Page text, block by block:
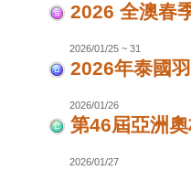
2026 全澳春
2026/01/25 ~ 31
2026年泰國
2026/01/26
第46屆亞洲
2026/01/27